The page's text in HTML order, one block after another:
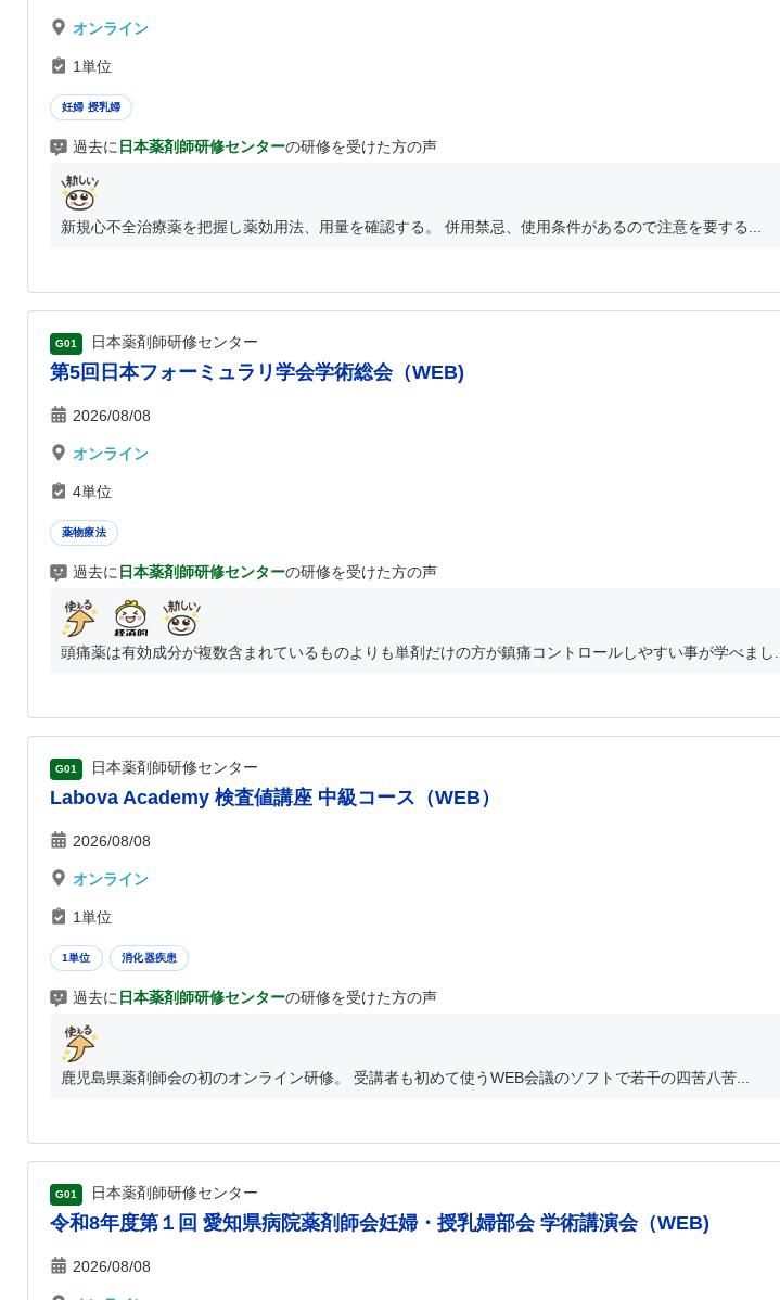
オンライン
1単位
妊婦 授乳婦
過去に 日本薬剤師研修センターの研修を受けた方の声
新規心不全治療薬を把握し薬効用法、用量を確認する。 併用禁忌、使用条件があるので注意を要する...
G01 日本薬剤師研修センター
第5回日本フォーミュラリ学会学術総会（WEB)
2026/08/08
オンライン
4単位
薬物療法
過去に 日本薬剤師研修センターの研修を受けた方の声
頭痛薬は有効成分が複数含まれているものよりも単剤だけの方が鎮痛コントロールしやすい事が学べまし...
G01 日本薬剤師研修センター
Labova Academy 検査値講座 中級コース（WEB）
2026/08/08
オンライン
1単位
1単位 消化器疾患
過去に 日本薬剤師研修センターの研修を受けた方の声
鹿児島県薬剤師会の初のオンライン研修。 受講者も初めて使うWEB会議のソフトで若干の四苦八苦...
G01 日本薬剤師研修センター
令和8年度第１回 愛知県病院薬剤師会妊婦・授乳婦部会 学術講演会（WEB)
2026/08/08